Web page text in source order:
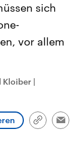
Beiträge,
und
die Vereinigten
Ländern
sich
vor allem
Kloiber |
Link